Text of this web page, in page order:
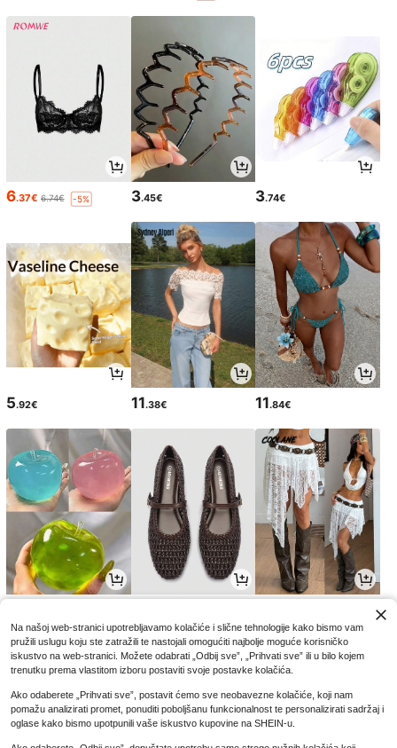
6.37€ 6.74€ -5% 3.45€ 3.74€
5.92€ 11.38€ 11.84€
Na našoj web-stranici upotrebljavamo kolačiće i slične tehnologije kako bismo vam
pružili uslugu koju ste zatražili te nastojali omogućiti najbolje moguće korisničko
iskustvo na web-stranici. Možete odabrati „Odbij sve”, „Prihvati sve” ili u bilo kojem
trenutku prema vlastitom izboru postaviti svoje postavke kolačića.
Ako odaberete „Prihvati sve”, postavit ćemo sve neobavezne kolačiće, koji nam
pomažu analizirati promet, ponuditi poboljšanu funkcionalnost te personalizirati sadržaj i
oglase kako bismo upotpunili vaše iskustvo kupovine na SHEIN-u.